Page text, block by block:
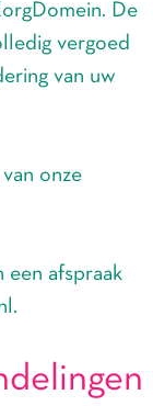
De
vergoed
van uw
onze
een afspraak